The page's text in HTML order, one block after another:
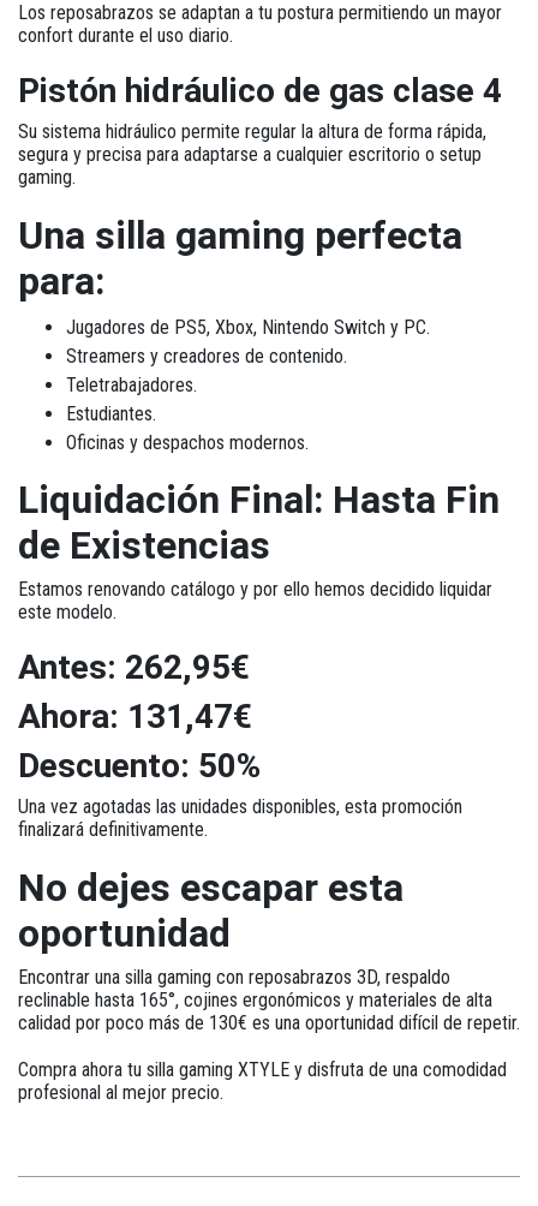
Los reposabrazos se adaptan a tu postura permitiendo un mayor
confort durante el uso diario.
Pistón hidráulico de gas clase 4
Su sistema hidráulico permite regular la altura de forma rápida,
segura y precisa para adaptarse a cualquier escritorio o setup
gaming.
Una silla gaming perfecta
para:
Jugadores de PS5, Xbox, Nintendo Switch y PC.
Streamers y creadores de contenido.
Teletrabajadores.
Estudiantes.
Oficinas y despachos modernos.
Liquidación Final: Hasta Fin
de Existencias
Estamos renovando catálogo y por ello hemos decidido liquidar
este modelo.
Antes: 262,95€
Ahora: 131,47€
Descuento: 50%
Una vez agotadas las unidades disponibles, esta promoción
finalizará definitivamente.
No dejes escapar esta
oportunidad
Encontrar una silla gaming con reposabrazos 3D, respaldo
reclinable hasta 165°, cojines ergonómicos y materiales de alta
calidad por poco más de 130€ es una oportunidad difícil de repetir.
Compra ahora tu silla gaming XTYLE y disfruta de una comodidad
profesional al mejor precio.